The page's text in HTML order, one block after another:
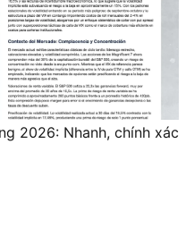
2026: Nhanh, chính xác